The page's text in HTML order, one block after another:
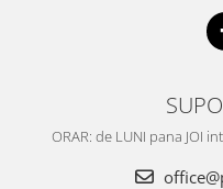
ORAR: de LUNI pana JOI